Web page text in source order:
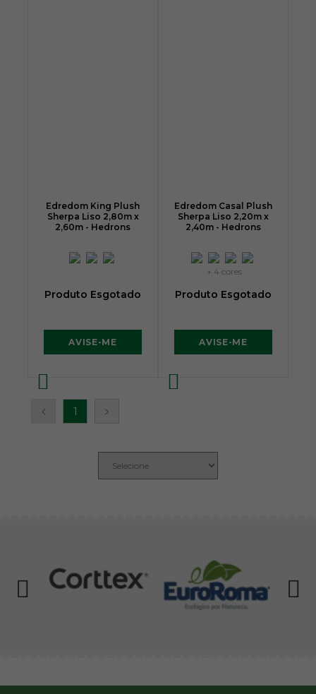
Edredom King Plush
Sherpa Liso 2,80m x
2,60m - Hedrons
Produto Esgotado
AVISE-ME
Edredom Casal Plush
Sherpa Liso 2,20m x
2,40m - Hedrons
+ 4 cores
Produto Esgotado
AVISE-ME
1